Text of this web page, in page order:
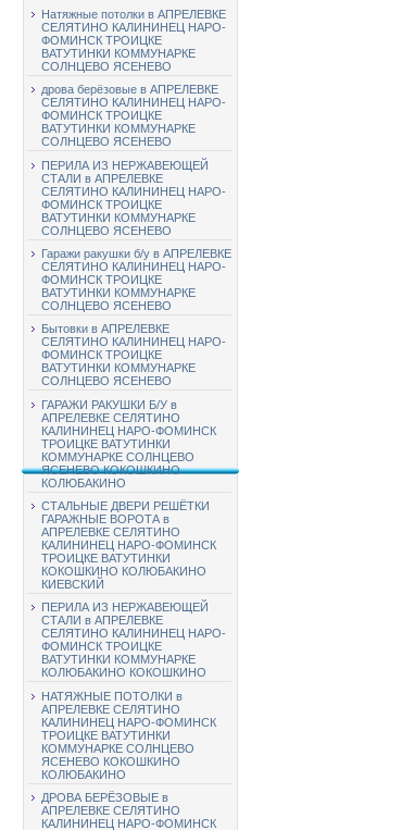
Натяжные потолки в АПРЕЛЕВКЕ
СЕЛЯТИНО КАЛИНИНЕЦ НАРО-
ФОМИНСК ТРОИЦКЕ
ВАТУТИНКИ КОММУНАРКЕ
СОЛНЦЕВО ЯСЕНЕВО
дрова берёзовые в АПРЕЛЕВКЕ
СЕЛЯТИНО КАЛИНИНЕЦ НАРО-
ФОМИНСК ТРОИЦКЕ
ВАТУТИНКИ КОММУНАРКЕ
СОЛНЦЕВО ЯСЕНЕВО
ПЕРИЛА ИЗ НЕРЖАВЕЮЩЕЙ
СТАЛИ в АПРЕЛЕВКЕ
СЕЛЯТИНО КАЛИНИНЕЦ НАРО-
ФОМИНСК ТРОИЦКЕ
ВАТУТИНКИ КОММУНАРКЕ
СОЛНЦЕВО ЯСЕНЕВО
Гаражи ракушки б/у в АПРЕЛЕВКЕ
СЕЛЯТИНО КАЛИНИНЕЦ НАРО-
ФОМИНСК ТРОИЦКЕ
ВАТУТИНКИ КОММУНАРКЕ
СОЛНЦЕВО ЯСЕНЕВО
Бытовки в АПРЕЛЕВКЕ
СЕЛЯТИНО КАЛИНИНЕЦ НАРО-
ФОМИНСК ТРОИЦКЕ
ВАТУТИНКИ КОММУНАРКЕ
СОЛНЦЕВО ЯСЕНЕВО
ГАРАЖИ РАКУШКИ Б/У в
АПРЕЛЕВКЕ СЕЛЯТИНО
КАЛИНИНЕЦ НАРО-ФОМИНСК
ТРОИЦКЕ ВАТУТИНКИ
КОММУНАРКЕ СОЛНЦЕВО
ЯСЕНЕВО КОКОШКИНО
КОЛЮБАКИНО
СТАЛЬНЫЕ ДВЕРИ РЕШЁТКИ
ГАРАЖНЫЕ ВОРОТА в
АПРЕЛЕВКЕ СЕЛЯТИНО
КАЛИНИНЕЦ НАРО-ФОМИНСК
ТРОИЦКЕ ВАТУТИНКИ
КОКОШКИНО КОЛЮБАКИНО
КИЕВСКИЙ
ПЕРИЛА ИЗ НЕРЖАВЕЮЩЕЙ
СТАЛИ в АПРЕЛЕВКЕ
СЕЛЯТИНО КАЛИНИНЕЦ НАРО-
ФОМИНСК ТРОИЦКЕ
ВАТУТИНКИ КОММУНАРКЕ
КОЛЮБАКИНО КОКОШКИНО
НАТЯЖНЫЕ ПОТОЛКИ в
АПРЕЛЕВКЕ СЕЛЯТИНО
КАЛИНИНЕЦ НАРО-ФОМИНСК
ТРОИЦКЕ ВАТУТИНКИ
КОММУНАРКЕ СОЛНЦЕВО
ЯСЕНЕВО КОКОШКИНО
КОЛЮБАКИНО
ДРОВА БЕРЁЗОВЫЕ в
АПРЕЛЕВКЕ СЕЛЯТИНО
КАЛИНИНЕЦ НАРО-ФОМИНСК